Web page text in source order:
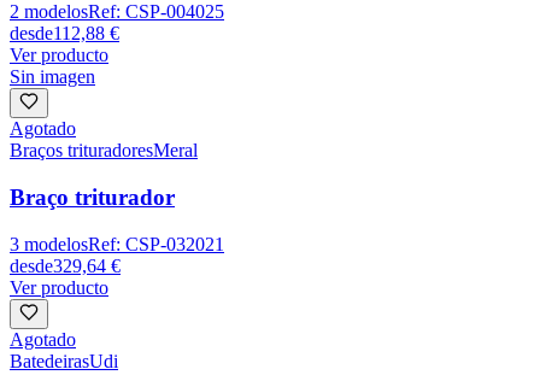
2 modelosRef: CSP-004025
desde112,88 €
Ver producto
Sin imagen
Agotado
Braços trituradoresMeral
Braço triturador
3 modelosRef: CSP-032021
desde329,64 €
Ver producto
Agotado
BatedeirasUdi